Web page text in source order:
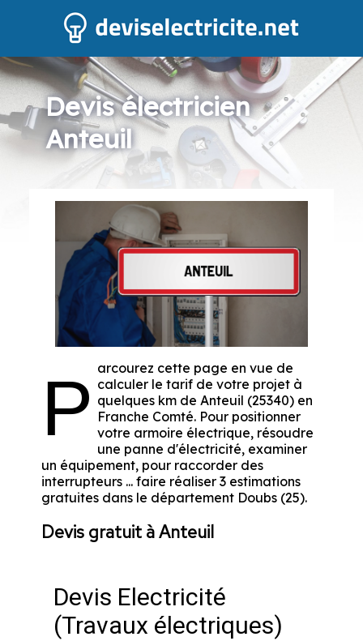
Devis électricien
Anteuil
P arcourez cette page en vue de
calculer le tarif de votre projet à
quelques km de Anteuil (25340) en
Franche Comté. Pour positionner
votre armoire électrique, résoudre
une panne d'électricité, examiner
un équipement, pour raccorder des
interrupteurs ... faire réaliser 3 estimations
gratuites dans le département Doubs (25).
Devis gratuit à Anteuil
Devis Electricité
(Travaux électriques)